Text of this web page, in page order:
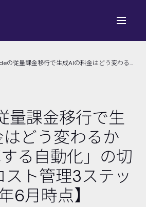
Claudeの従量課金移行で生成AIの料金はどう変わるか——「直撃する自動化」の切り分けとコスト管理3ステップ【2026年6月時点】
量課金移行で生
どう変わるか
る自動化」の切
スト管理3ステッ
6月時点】